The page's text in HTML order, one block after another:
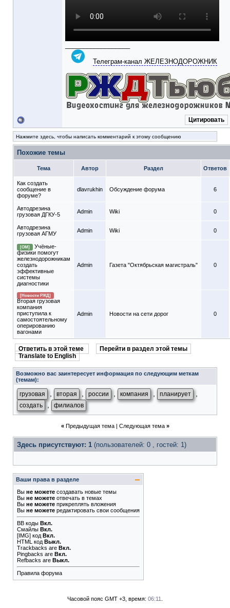
Телеграм-канал ЖЕЛЕЗНОДОРОЖНИК
Цитировать
Нажмите здесь, чтобы написать комментарий к этому сообщению
Похожие темы
Тема Автор Раздел Ответов
Как создать
сообщение в
форуме?
dlavrukhin Обсуждение форума 6
Автодрезина
грузовая ДГКУ-5
Admin Wiki 0
Автодрезина
грузовая АГМУ
Admin Wiki 0
[ОМ]
Учёные-
физики помогут
железнодорожникам
создать
эффективные
системы
диагностики
Admin Газета "Октябрьская магистраль" 0
[Новости РЖД]
Вторая грузовая
компания
приступила к
самостоятельному
оперированию
вагонами
Admin Новости на сети дорог 0
Ответить в этой теме
Перейти в раздел этой темы
Translate to English
Возможно вас заинтересует информация по следующим меткам
(темам):
грузовая вторая россии компания планирует
создать филиалов
« Предыдущая тема| Следующая тема »
Здесь присутствуют: 1 (пользователей: 0 , гостей: 1)
Ваши права в разделе
Вы не можете создавать новые темы
Вы не можете отвечать в темах
Вы не можете прикреплять вложения
Вы не можете редактировать свои сообщения
BB коды Вкл.
Смайлы Вкл.
[IMG] код Вкл.
HTML код Выкл.
Trackbacks are Вкл.
Pingbacks are Вкл.
Refbacks are Выкл.
Правила форума
Часовой пояс GMT +3, время: 06:11